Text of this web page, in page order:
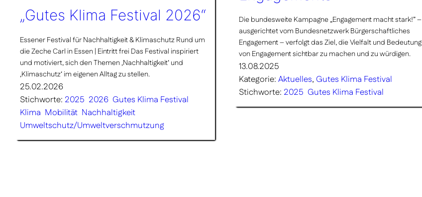
„Gutes Klima Festival 2026“
Essener Festival für Nachhaltigkeit & Klimaschutz Rund um
die Zeche Carl in Essen | Eintritt frei Das Festival inspiriert
und motiviert, sich den Themen ‚Nachhaltigkeit‘ und
‚Klimaschutz‘ im eigenen Alltag zu stellen.
25.02.2026
Stichworte: 2025 2026 Gutes Klima Festival
Klima Mobilität Nachhaltigkeit
Umweltschutz/Umweltverschmutzung
Die bundesweite Kampagne „Engagement macht stark!” –
ausgerichtet vom Bundesnetzwerk Bürgerschaftliches
Engagement – verfolgt das Ziel, die Vielfalt und Bedeutung
von Engagement sichtbar zu machen und zu würdigen.
13.08.2025
Kategorie: Aktuelles, Gutes Klima Festival
Stichworte: 2025 Gutes Klima Festival